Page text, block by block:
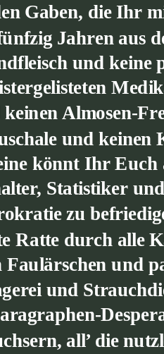
Gaben, die Ihr
Jahren aus
und keine
Almosen-
und keinen
könnt Ihr
Statistiker
zu
Ratte durch alle
und
und
all’ die